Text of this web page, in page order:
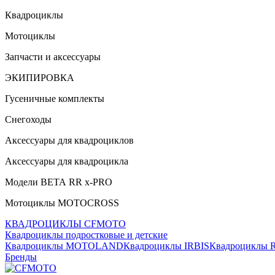
Квадроциклы
Мотоциклы
Запчасти и аксессуары
ЭКИПИРОВКА
Гусеничные комплекты
Снегоходы
Аксессуары для квадроциклов
Аксессуары для квадроцикла
Модели ВЕТА RR x-PRO
Мотоциклы MOTOCROSS
КВАДРОЦИКЛЫ CFMOTO
Квадроциклы подростковые и детские
Квадроциклы MOTOLANDКвадроциклы IRBISКвадроциклы
Бренды